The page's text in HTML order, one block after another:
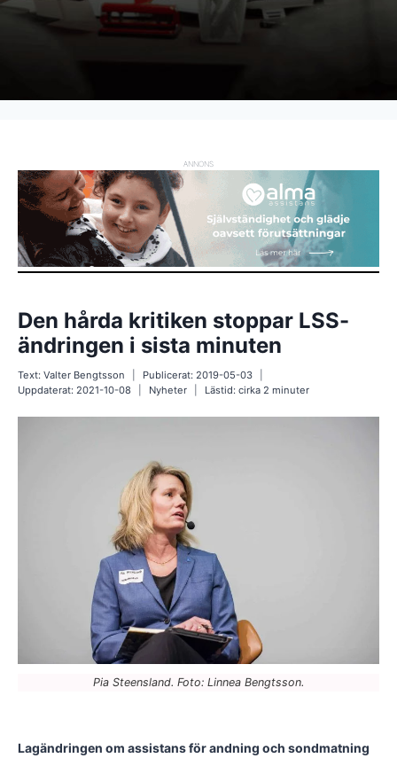
ANNONS
Den hårda kritiken stoppar LSS-
ändringen i sista minuten
Text: Valter Bengtsson Publicerat: 2019-05-03
Uppdaterat: 2021-10-08 Nyheter Lästid: cirka2minuter
Pia Steensland. Foto: Linnea Bengtsson.
Lagändringen om assistans för andning och sondmatning